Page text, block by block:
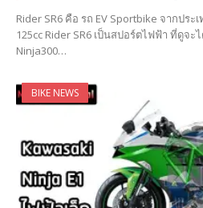
Rider SR6 คือ รถ EV Sportbike จากประ
125cc Rider SR6 เป็นสปอร์ตไฟฟ้า ที่ดูจ
Ninja300…
BIKE NEWS